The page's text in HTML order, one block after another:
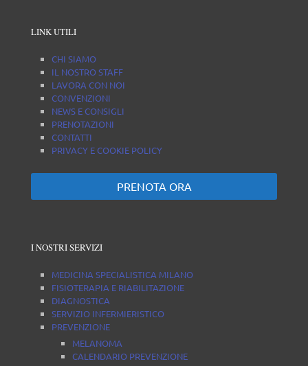
LINK UTILI
CHI SIAMO
IL NOSTRO STAFF
LAVORA CON NOI
CONVENZIONI
NEWS E CONSIGLI
PRENOTAZIONI
CONTATTI
PRIVACY E COOKIE POLICY
PRENOTA ORA
I NOSTRI SERVIZI
MEDICINA SPECIALISTICA MILANO
FISIOTERAPIA E RIABILITAZIONE
DIAGNOSTICA
SERVIZIO INFERMIERISTICO
PREVENZIONE
MELANOMA
CALENDARIO PREVENZIONE